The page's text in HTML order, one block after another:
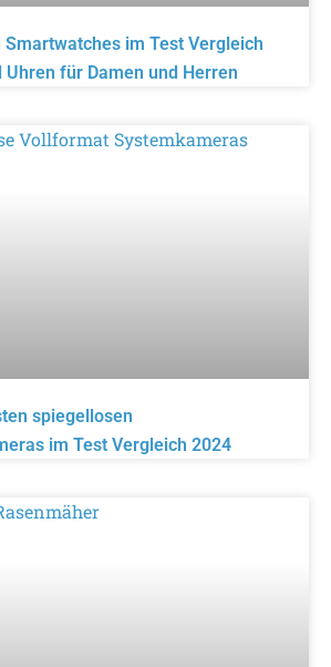
Smartwatches im Test Vergleich
Uhren für Damen und Herren
spiegellosen
im Test Vergleich 2024